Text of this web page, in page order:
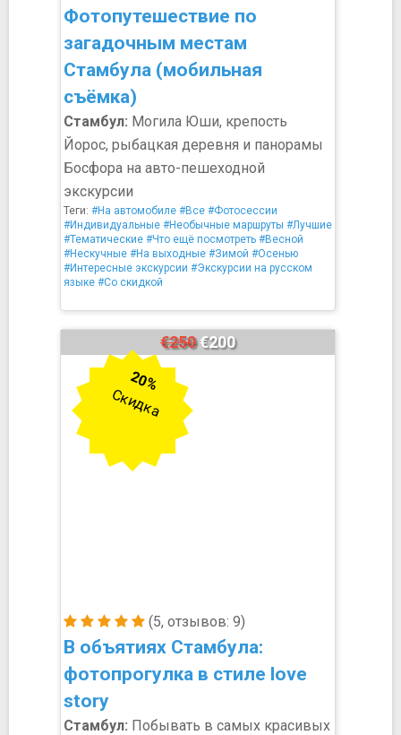
Фотопутешествие по
загадочным местам
Стамбула (мобильная
съёмка)
Стамбул: Могила Юши, крепость
Йорос, рыбацкая деревня и панорамы
Босфора на авто-пешеходной
экскурсии
Теги: #На автомобиле #Все #Фотосессии
#Индивидуальные #Необычные маршруты #Лучшие
#Тематические #Что ещё посмотреть #Весной
#Нескучные #На выходные #Зимой #Осенью
#Интересные экскурсии #Экскурсии на русском
языке #Со скидкой
(5, отзывов: 9)
В объятиях Стамбула:
фотопрогулка в стиле love
story
€250€200
20%
Скидка
Стамбул: Побывать в самых красивых